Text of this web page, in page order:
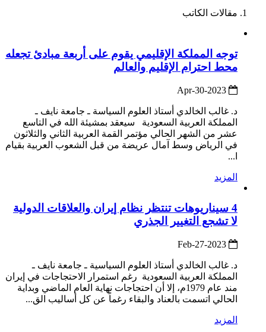
مقالات الكاتب
توجه المملكة الإقليمي يقوم على أربعة مبادئ تجعله
محط احترام الإقليم والعالم
د. غالب الخالدي أستاذ العلوم السياسة ـ جامعة نايف ـ
المملكة العربية السعودية سيعقد بمشيئة الله في التاسع
عشر من الشهر الحالي مؤتمر القمة العربية الثاني والثلاثون
في الرياض وسط آمال عريضة من قبل الشعوب العربية بقيام
ا...
المزيد
4 سيناريوهات تنتظر نظام إيران والعلاقات الدولية
لا تشجع التغيير الجذري
د. غالب الخالدي أستاذ العلوم السياسية ـ جامعة نايف ـ
المملكة العربية السعودية رغم استمرار الاحتجاجات في إيران
مند عام 1979م، إلا أن احتجاجات نهاية العام الماضي وبداية
الحالي اتسمت بالعناد والبقاء رغماً عن كل أساليب الق...
المزيد